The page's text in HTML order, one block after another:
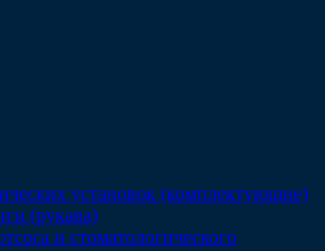
установок (комплектующие)
(рукава)
и стоматологического